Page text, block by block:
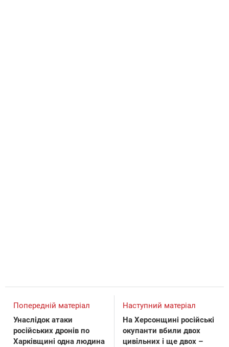
Попередній матеріал
Унаслідок атаки
російських дронів по
Харківщині одна людина
Наступний матеріал
На Херсонщині російські
окупанти вбили двох
цивільних і ще двох –